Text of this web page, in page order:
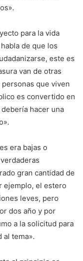
para la vida
de que los
este es
van de otras
que viven
es convertido en
hacer una
era bajas o
gran cantidad de
ejemplo, el estero
leves, pero
dos año y por
a la solicitud para
al tema».